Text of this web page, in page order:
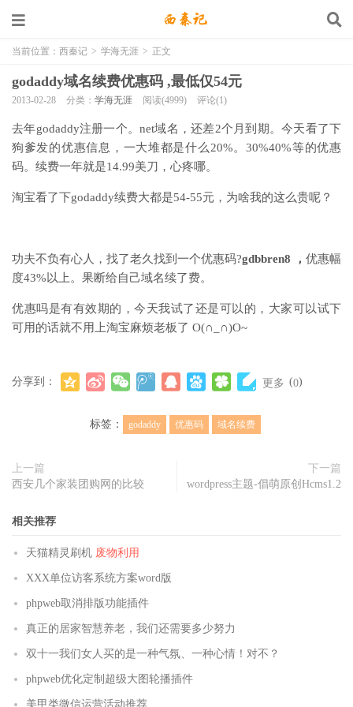
当前位置： 西秦记 > 学海无涯 > 正文
godaddy域名续费优惠码 ,最低仅54元
2013-02-28 分类： 学海无涯 阅读(4999) 评论(1)
去年godaddy注册一个。net域名，还差2个月到期。今天看了下
狗爹发的优惠信息，一大堆都是什么20%。30%40%等的优惠
码。续费一年就是14.99美刀，心疼哪。
淘宝看了下godaddy续费大都是54-55元，为啥我的这么贵呢？
功夫不负有心人，找了老久找到一个优惠码?gdbbren8 ， 优惠幅
度43%以上。果断给自己域名续了费。
优惠吗是有有效期的，今天我试了还是可以的，大家可以试下
可用的话就不用上淘宝麻烦老板了 O(∩_∩)O~
分享到： 更多 (0)
标签： godaddy 优惠码 域名续费
上一篇
西安几个家装团购网的比较
下一篇
wordpress主题-倡萌原创Hcms1.2
相关推荐
天猫精灵刷机 废物利用
XXX单位访客系统方案word版
phpweb取消排版功能插件
真正的居家智慧养老，我们还需要多少努力
双十一我们女人买的是一种气氛、一种心情！对不？
phpweb优化定制超级大图轮播插件
美甲类微信运营活动推荐